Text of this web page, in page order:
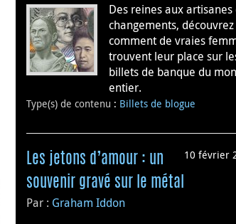
Des reines aux artisanes
changements, découvrez
comment de vraies
trouvent leur place sur
billets de banque du
entier.
Type(s) de contenu : Billets de blogue
10 février
Les jetons d’amour : un
souvenir gravé sur le métal
Par : Graham Iddon